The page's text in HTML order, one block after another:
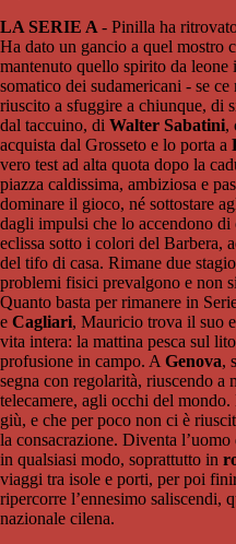
LA SERIE A - Pinilla ha
Ha dato un gancio a quel mostro
mantenuto quello spirito da
somatico dei sudamericani - se
riuscito a sfuggire a chiunque, di
dal taccuino, di Walter Sabatini,
acquista dal Grosseto e lo porta a
vero test ad alta quota dopo la
piazza caldissima, ambiziosa e
dominare il gioco, né sottostare
dagli impulsi che lo accendono
eclissa sotto i colori del Barbera,
del tifo di casa. Rimane due
problemi fisici prevalgono e non
Quanto basta per rimanere in
e Cagliari, Mauricio trova il suo
vita intera: la mattina pesca sul
profusione in campo. A Genova,
segna con regolarità, riuscendo a
telecamere, agli occhi del
giù, e che per poco non ci è
la consacrazione. Diventa
in qualsiasi modo, soprattutto in
viaggi tra isole e porti, per poi
ripercorre l’ennesimo saliscendi,
nazionale cilena.